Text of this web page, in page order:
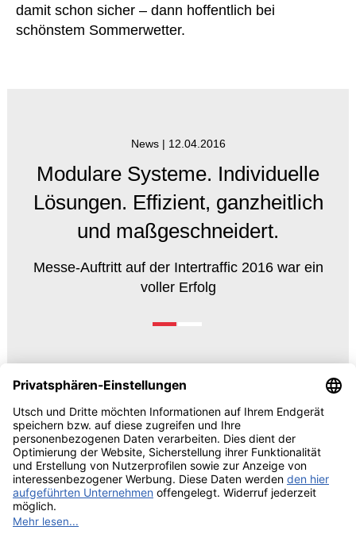
damit schon sicher – dann hoffentlich bei
schönstem Sommerwetter.
News | 12.04.2016
Modulare Systeme. Individuelle
Lösungen. Effizient, ganzheitlich
und maßgeschneidert.
Messe-Auftritt auf der Intertraffic 2016 war ein
voller Erfolg
© 2026 UTSCH
AGB und Einkaufsbedingungen
Vorabinformationen Data
Act
Impressum
Datenschutzrechtliche Information
Cookie-Einstellungen bearbeiten